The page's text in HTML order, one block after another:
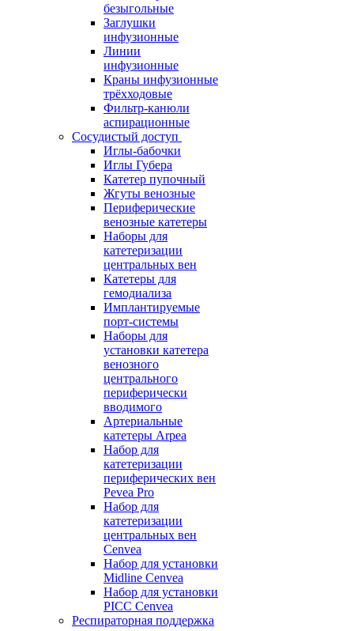
безыгольные
Заглушки
инфузионные
Линии
инфузионные
Краны инфузионные
трёхходовые
Фильтр-канюли
аспирационные
Сосудистый доступ
Иглы-бабочки
Иглы Губера
Катетер пупочный
Жгуты венозные
Периферические
венозные катетеры
Наборы для
катетеризации
центральных вен
Катетеры для
гемодиализа
Имплантируемые
порт‑системы
Наборы для
установки катетера
венозного
центрального
периферически
вводимого
Артериальные
катетеры Arpea
Набор для
катетеризации
периферических вен
Pevea Pro
Набор для
катетеризации
центральных вен
Cenvea
Набор для установки
Midline Cenvea
Набор для установки
PICC Cenvea
Респираторная поддержка